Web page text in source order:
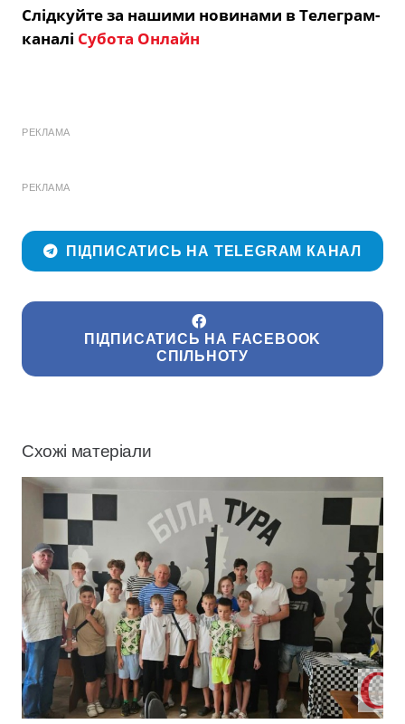
Слідкуйте за нашими новинами в Телеграм-
каналі Субота Онлайн
РЕКЛАМА
РЕКЛАМА
ПІДПИСАТИСЬ НА TELEGRAM КАНАЛ
ПІДПИСАТИСЬ НА FACEBOOK
СПІЛЬНОТУ
Схожі матеріали